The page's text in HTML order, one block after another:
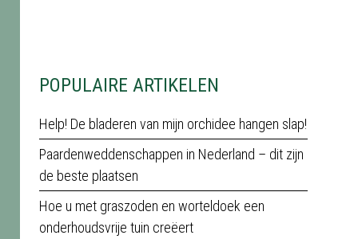
POPULAIRE ARTIKELEN
Help! De bladeren van mijn orchidee hangen slap!
Paardenweddenschappen in Nederland – dit zijn
de beste plaatsen
Hoe u met graszoden en worteldoek een
onderhoudsvrije tuin creëert